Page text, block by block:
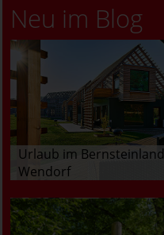
Neu im Blog
Urlaub im Bernsteinland
Wendorf